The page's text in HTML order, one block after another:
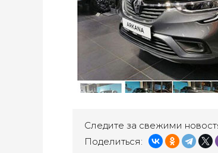
Следите за свежими
Поделиться: